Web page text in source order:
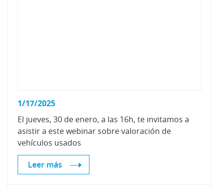
1/17/2025
El jueves, 30 de enero, a las 16h, te invitamos a
asistir a este webinar sobre valoración de
vehículos usados
Leer más